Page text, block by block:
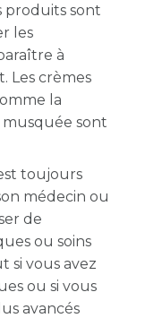
produits sont
les
à
Les crèmes
la
sont
toujours
médecin ou
de
ou soins
si vous avez
ou si vous
avancés